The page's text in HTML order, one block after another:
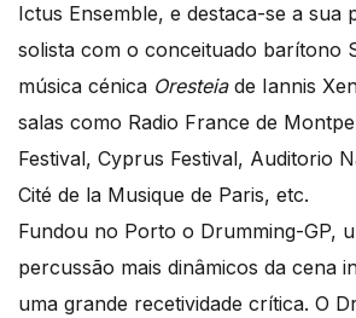
Ictus Ensemble, e destaca-se a sua
solista com o conceituado barítono
música cénica Oresteiade Iannis
salas como Radio France de
Festival, Cyprus Festival, Auditorio
Cité de la Musique de Paris, etc.
Fundou no Porto o Drumming-GP,
percussão mais dinâmicos da cena
uma grande recetividade crítica. O